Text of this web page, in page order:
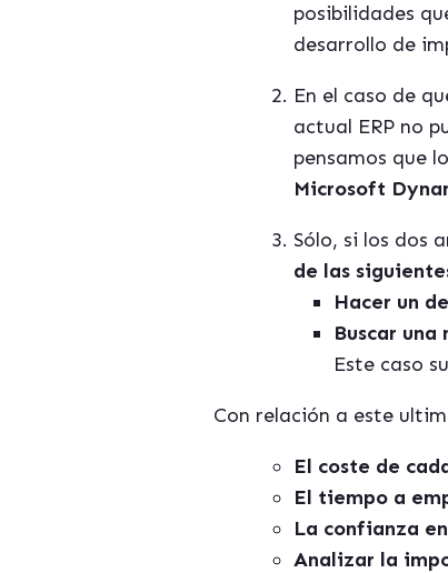
posibilidades
desarrollo de
En el caso de
actual ERP no
pensamos que
Microsoft
Sólo, si los dos
de las
Hacer un
Buscar
Este caso
Con relación a este
El coste de
El tiempo a
La confianza
Analizar la